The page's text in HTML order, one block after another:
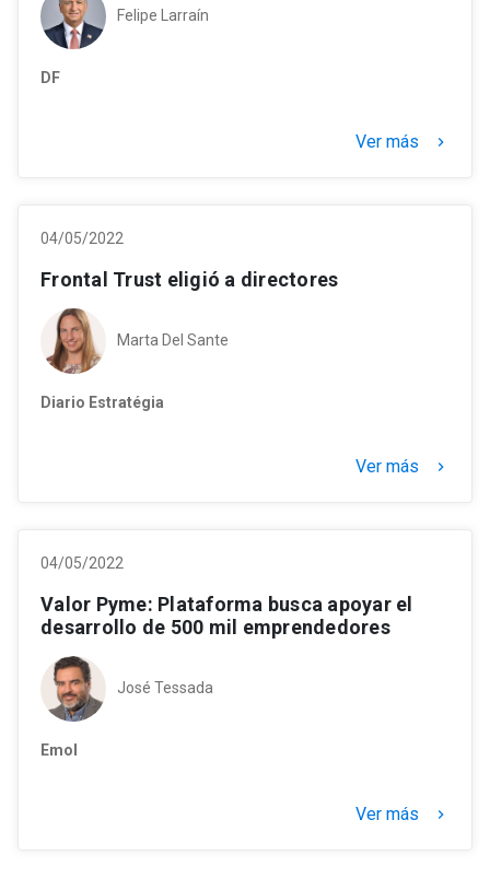
Felipe Larraín
DF
Ver más keyboard_arrow_right
04/05/2022
Frontal Trust eligió a directores
Marta Del Sante
Diario Estratégia
Ver más keyboard_arrow_right
04/05/2022
Valor Pyme: Plataforma busca apoyar el
desarrollo de 500 mil emprendedores
José Tessada
Emol
Ver más keyboard_arrow_right